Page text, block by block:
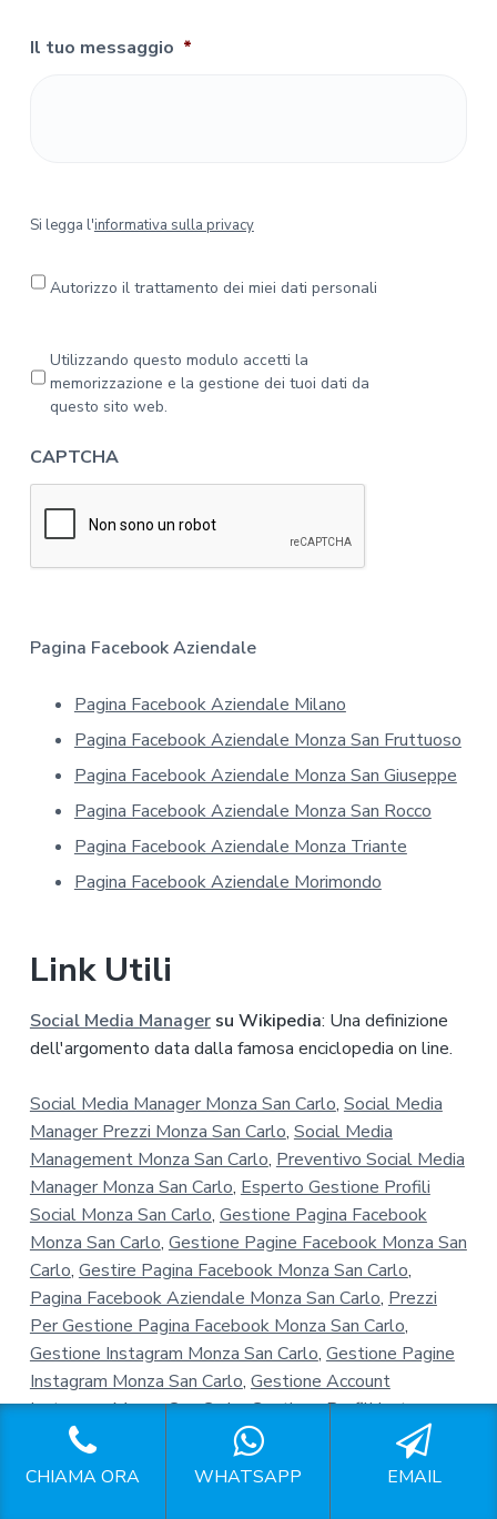
Il tuo messaggio *
S
e
l
f
o
t
a
Si legga l'informativa sulla privacy
Autorizzo il trattamento dei miei dati personali
r
c
y
*
Utilizzando questo modulo accetti la
memorizzazione e la gestione dei tuoi dati da
questo sito web.
CAPTCHA
Pagina Facebook Aziendale
Pagina Facebook Aziendale Milano
Pagina Facebook Aziendale Monza San Fruttuoso
Pagina Facebook Aziendale Monza San Giuseppe
Pagina Facebook Aziendale Monza San Rocco
Pagina Facebook Aziendale Monza Triante
Pagina Facebook Aziendale Morimondo
Link Utili
Social Media Managersu Wikipedia: Una definizione
dell'argomento data dalla famosa enciclopedia on line.
Social Media Manager Monza San Carlo, Social Media
Manager Prezzi Monza San Carlo, Social Media
Management Monza San Carlo, Preventivo Social Media
Manager Monza San Carlo, Esperto Gestione Profili
Social Monza San Carlo, Gestione Pagina Facebook
Monza San Carlo, Gestione Pagine Facebook Monza San
Carlo, Gestire Pagina Facebook Monza San Carlo,
Pagina Facebook Aziendale Monza San Carlo, Prezzi
Per Gestione Pagina Facebook Monza San Carlo,
Gestione Instagram Monza San Carlo, Gestione Pagine
Instagram Monza San Carlo, Gestione Account
Instagram Monza San Carlo,Gestione Profili Instagram
Monza San Carlo
Instagram Per Aziende Monza San
Carlo,
CHIAMA ORA WHATSAPP EMAIL